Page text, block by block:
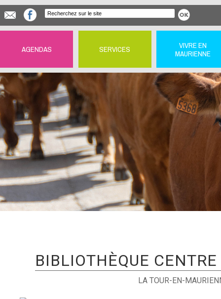
AGENDAS SERVICES
VIVRE EN
MAURIENNE
BIBLIOTHÈQUE
LA TOUR-EN-